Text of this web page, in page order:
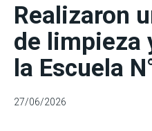
Realizaron
de limpieza
la Escuela
27/06/2026